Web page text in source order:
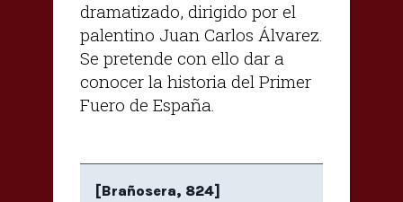
dramatizado, dirigido por el
palentino Juan Carlos Álvarez.
Se pretende con ello dar a
conocer la historia del Primer
Fuero de España.
[Brañosera, 824]